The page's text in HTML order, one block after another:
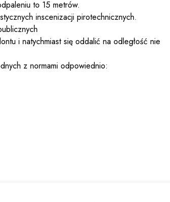
to 15 metrów.
inscenizacji pirotechnicznych.
i natychmiast się oddalić na odległość nie
z normami odpowiednio: